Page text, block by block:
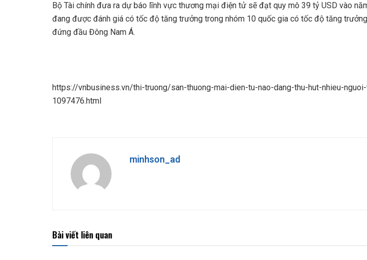
Bộ Tài chính đưa ra dự báo lĩnh vực thương mại điện tử sẽ đạt quy mô 39 tỷ USD vào
đang được đánh giá có tốc độ tăng trưởng trong nhóm 10 quốc gia có tốc độ tăng
đứng đầu Đông Nam Á.
https://vnbusiness.vn/thi-truong/san-thuong-mai-dien-tu-nao-dang-thu-hut-nhieu-
1097476.html
minhson_ad
Bài viết liên quan